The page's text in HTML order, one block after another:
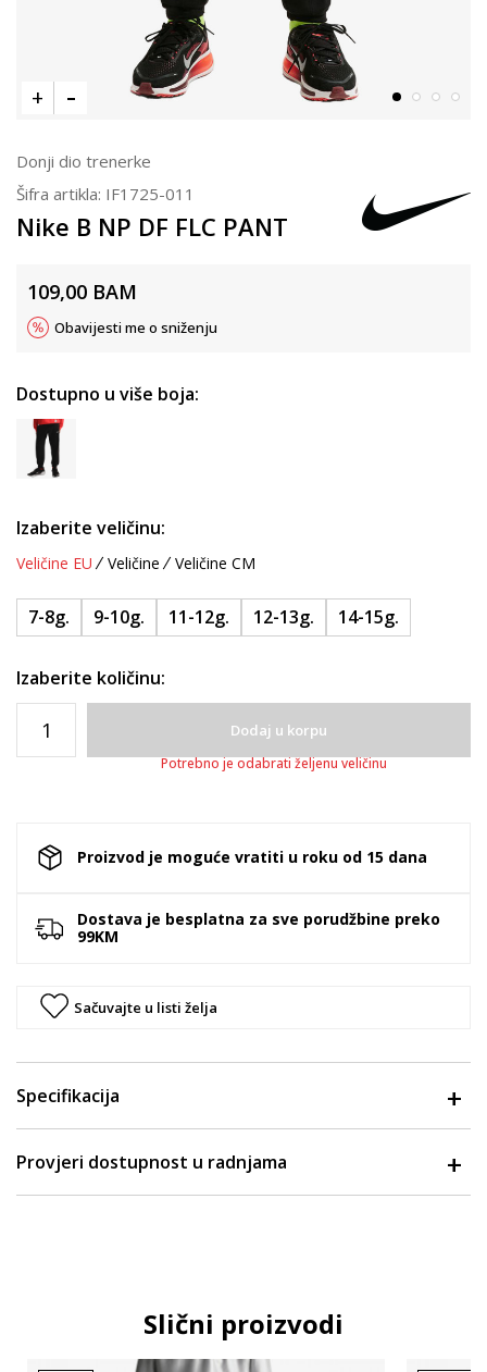
Donji dio trenerke
Šifra artikla: IF1725-011
Nike B NP DF FLC PANT
109,00 BAM
Obavijesti me o sniženju
Dostupno u više boja:
Izaberite veličinu:
Veličine EU Veličine Veličine CM
7-8g. 9-10g. 11-12g. 12-13g. 14-15g.
Izaberite količinu:
Dodaj u korpu
Potrebno je odabrati željenu veličinu
Proizvod je moguće vratiti u roku od 15 dana
Dostava je besplatna za sve porudžbine preko
99KM
Sačuvajte u listi želja
Specifikacija
Provjeri dostupnost u radnjama
Slični proizvodi